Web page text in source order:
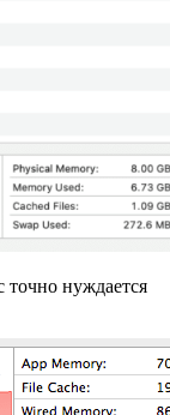
точно нуждается